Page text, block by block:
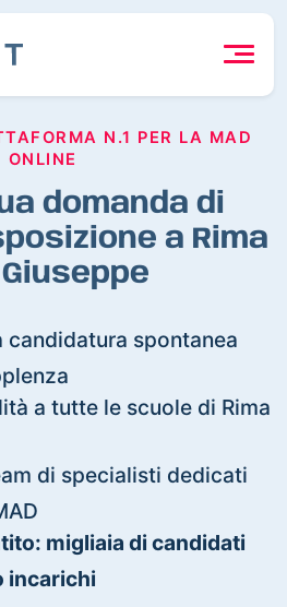
N.1 PER LA MAD
ONLINE
domanda di
a Rima
candidatura spontanea
a tutte le scuole di Rima
di specialisti dedicati
migliaia di candidati
incarichi